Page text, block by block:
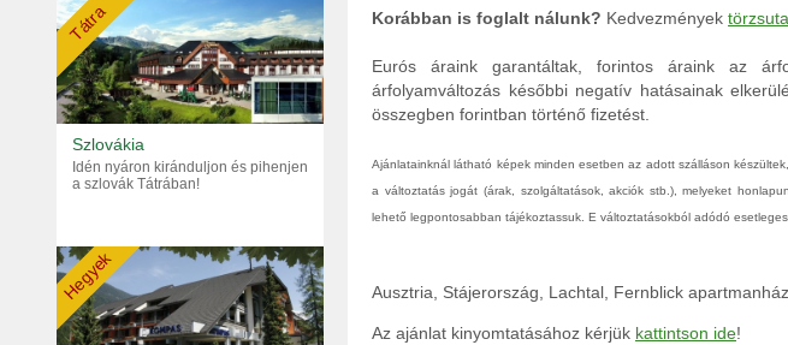
Tátra
Szlovákia
Idén nyáron kiránduljon és pihenjen
a szlovák Tátrában!
Hegyek
Korábban is foglalt nálunk? Kedvezmények
Eurós áraink garantáltak, forintos áraink az
árfolyamváltozás későbbi negatív hatásainak
összegben forintban történő fizetést.
Ajánlatainknál látható képek minden esetben az adott szálláson
a változtatás jogát (árak, szolgáltatások, akciók stb.), melyeket
lehető legpontosabban tájékoztassuk. E változtatásokból adódó
Ausztria, Stájerország, Lachtal, Fernblick apartmanház
Az ajánlat kinyomtatásához kérjük kattintson ide!